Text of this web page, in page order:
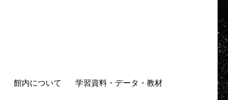
館内について 学習資料・データ・教材